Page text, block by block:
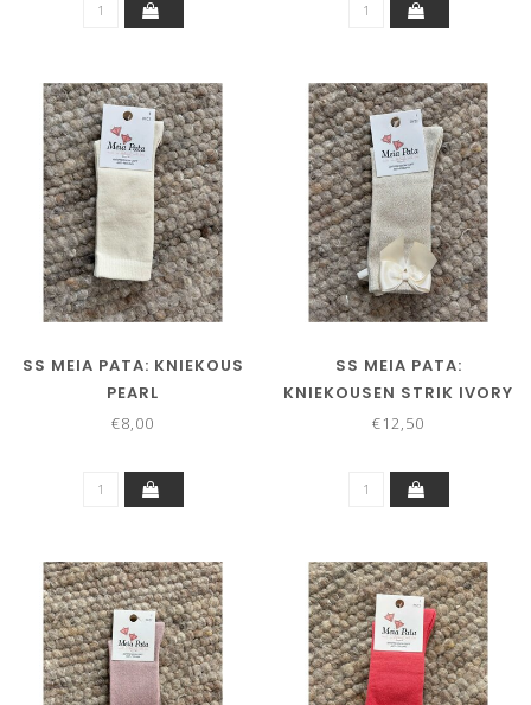
SS MEIA PATA: KNIEKOUS
PEARL
€8,00
SS MEIA PATA:
KNIEKOUSEN STRIK IVORY
LUREX
€12,50